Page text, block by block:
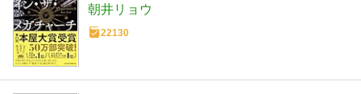
朝井リョウ
22130